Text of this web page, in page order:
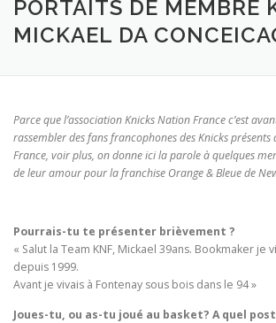
PORTAITS DE MEMBRE
MICKAEL DA
Parce que l’association Knicks Nation France c’est
rassembler des fans francophones des Knicks présents
France, voir plus, on donne ici la parole à quelques
de leur amour pour la franchise Orange & Bleue de
Pourrais-tu te présenter brièvement ?
« Salut la Team KNF, Mickael 39ans. Bookmaker je
depuis 1999.
Avant je vivais à Fontenay sous bois dans le 94 »
Joues-tu, ou as-tu joué au basket? A quel